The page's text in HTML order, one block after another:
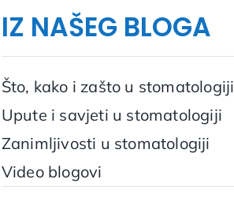
IZ NAŠEG BLOGA
Što, kako i zašto u stomatologiji
Upute i savjeti u stomatologiji
Zanimljivosti u stomatologiji
Video blogovi